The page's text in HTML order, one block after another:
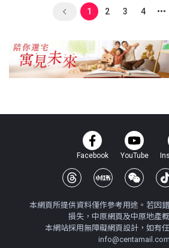
1 2 3 4
Facebook YouTube
本網頁所提供資料僅作參考用途。若因
損失，中原網頁及中原地產
本網站採用無障礙網頁設計，如有
info@centamail.com